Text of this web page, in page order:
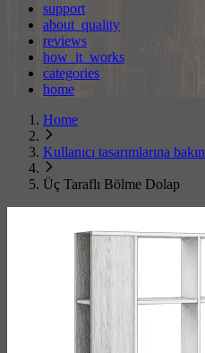
support
about_quality
reviews
how_it_works
categories
home
Home
Kullanıcı tasarımlarına bakın
Üç Taraflı Bölme Dolap